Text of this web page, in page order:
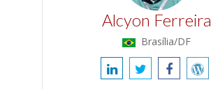
Alcyon Ferreira
Brasília/DF